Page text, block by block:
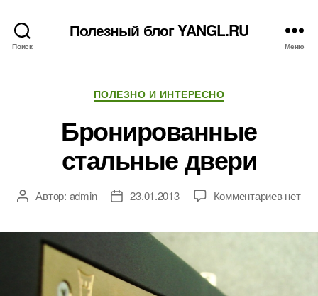
Поиск
Полезный блог YANGL.RU
Меню
Рубрики
ПОЛЕЗНО И ИНТЕРЕСНО
Бронированные
стальные двери
АвторАвтор: admin
Дата23.01.2013 Комментариевк
нет